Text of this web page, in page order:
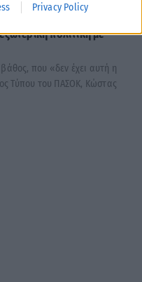
Privacy Policy
πολιτική με
που «δεν έχει αυτή η
Τύπου του ΠΑΣΟΚ, Κώστας